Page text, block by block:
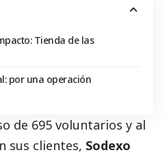
Tienda de las
por una operación
de 695 voluntarios y al
sus clientes, Sodexo